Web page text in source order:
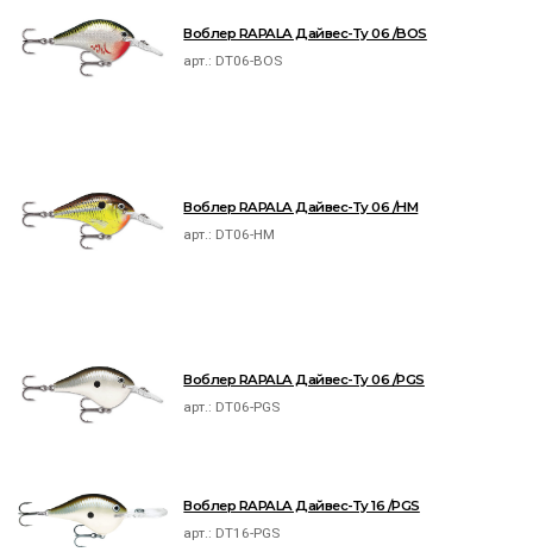
Воблер RAPALA Дайвес-Ту 06 /BOS
арт.: DT06-BOS
Воблер RAPALA Дайвес-Ту 06 /HM
арт.: DT06-HM
Воблер RAPALA Дайвес-Ту 06 /PGS
арт.: DT06-PGS
Воблер RAPALA Дайвес-Ту 16 /PGS
арт.: DT16-PGS